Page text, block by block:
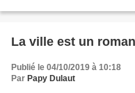
La ville est un
Publié le 04/10/2019 à 10:18
Par Papy Dulaut